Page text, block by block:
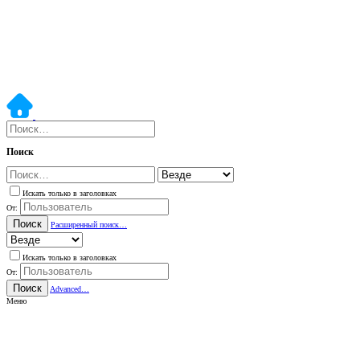
Поиск
Искать только в заголовках
От:
Поиск Расширенный поиск…
Искать только в заголовках
От:
Поиск
Advanced…
Меню